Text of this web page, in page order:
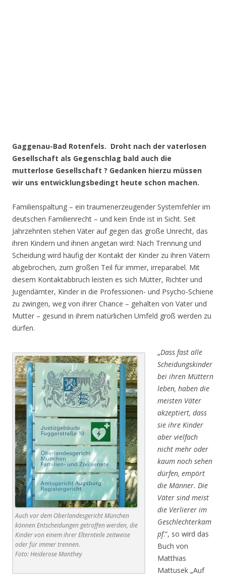
Gaggenau-Bad Rotenfels. Droht nach der vaterlosen
Gesellschaft als Gegenschlag bald auch die
mutterlose Gesellschaft ? Gedanken hierzu müssen
wir uns entwicklungsbedingt heute schon machen.
Familienspaltung – ein traumenerzeugender Systemfehler im
deutschen Familienrecht – und kein Ende ist in Sicht. Seit
Jahrzehnten stehen Väter auf gegen das große Unrecht, das
ihren Kindern und ihnen angetan wird: Nach Trennung und
Scheidung wird häufig der Kontakt der Kinder zu ihren Vätern
abgebrochen, zum großen Teil für immer, irreparabel. Mit
diesem Kontaktabbruch leisten es sich Mütter, Richter und
Jugendämter, Kinder in die Professionen- und Psycho-Schiene
zu zwingen, weg von ihrer Chance – gehalten von Vater und
Mutter – gesund in ihrem natürlichen Umfeld groß werden zu
dürfen.
Auch vor dem Oberlandesgericht München
können Entscheidungen getroffen werden, die
Kinder von einem ihrer Elternteile zeitweise
oder für immer trennen.
Foto: Heiderose Manthey
„Dass fast alle
Scheidungskinder
bei ihren Müttern
leben, haben die
meisten Väter
akzeptiert, dass
sie ihre Kinder
aber vielfach
nicht mehr oder
kaum noch sehen
dürfen, empört
die Männer. Die
Väter sind meist
die Verlierer im
Geschlechterkam
pf.“, so wird das
Buch von
Matthias
Mattusek „Auf